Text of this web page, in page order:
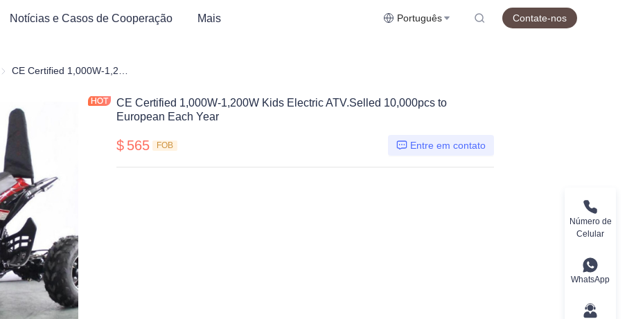
Notícias e Casos de Cooperação Mais Português Contate-nos
Bicicleta para Jovens e Crianças, Moto de Terra, Patinete, ATV
CE Certified 1,000W-1,200W Kids Electric ATV.Selled 10,000pcs to
European Each Year
$ 565 FOB Entre em contato
Número de
Celular
WhatsApp